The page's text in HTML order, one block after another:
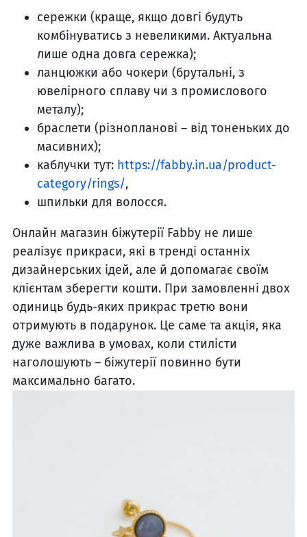
сережки (краще, якщо довгі будуть
комбінуватись з невеликими. Актуальна
лише одна довга сережка);
ланцюжки або чокери (брутальні, з
ювелірного сплаву чи з промислового
металу);
браслети (різнопланові – від тоненьких до
масивних);
каблучки тут: https://fabby.in.ua/product-
category/rings/,
шпильки для волосся.
Онлайн магазин біжутерії Fabby не лише
реалізує прикраси, які в тренді останніх
дизайнерських ідей, але й допомагає своїм
клієнтам зберегти кошти. При замовленні двох
одиниць будь-яких прикрас третю вони
отримують в подарунок. Це саме та акція, яка
дуже важлива в умовах, коли стилісти
наголошують – біжутерії повинно бути
максимально багато.